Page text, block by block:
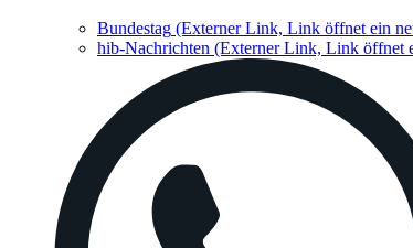
Bundestag (Externer Link, Link öffnet ein
hib-Nachrichten (Externer Link, Link öffnet